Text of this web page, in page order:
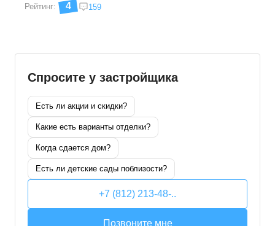
Рейтинг: 4 159
Спросите у застройщика
Есть ли акции и скидки?
Какие есть варианты отделки?
Когда сдается дом?
Есть ли детские сады поблизости?
+7 (812) 213-48-..
Позвоните мне